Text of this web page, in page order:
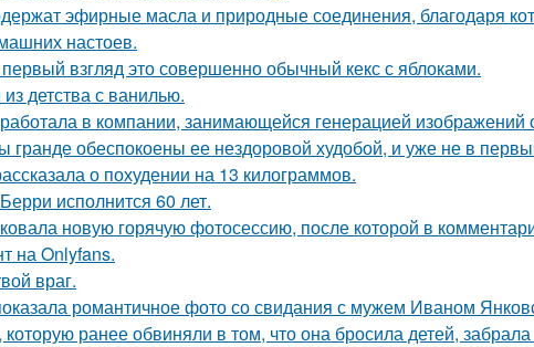
эфирные масла и природные соединения, благодаря
настоев.
взгляд это совершенно обычный кекс с яблоками.
детства с ванилью.
работала в компании, занимающейся генерацией
гранде обеспокоены ее нездоровой худобой, и уже не в
о похудении на 13 килограммов.
исполнится 60 лет.
новую горячую фотосессию, после которой в
на Onlyfans.
враг.
романтичное фото со свидания с мужем Иваном
ранее обвиняли в том, что она бросила детей,